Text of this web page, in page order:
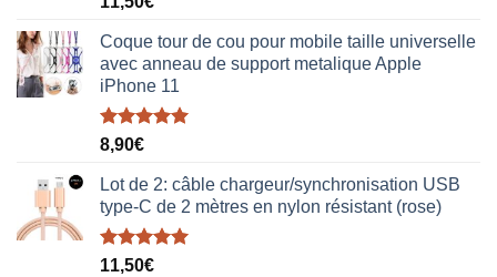
Coque tour de cou pour mobile taille universelle
avec anneau de support metalique Apple
iPhone 11
Note5.00
8,90€
Lot de 2: câble chargeur/synchronisation USB
type-C de 2 mètres en nylon résistant (rose)
Note5.00
11,50€